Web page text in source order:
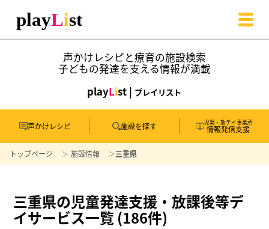
声かけレシピと療育の施設検索
子どもの発達を支える情報が満載
playList | プレイリスト
声かけレシピ 施設を探す 児発・放デイ事業所
情報発信支援
トップページ 施設情報 三重県
三重県の児童発達支援・放課後等デ
イサービス一覧 (186件)